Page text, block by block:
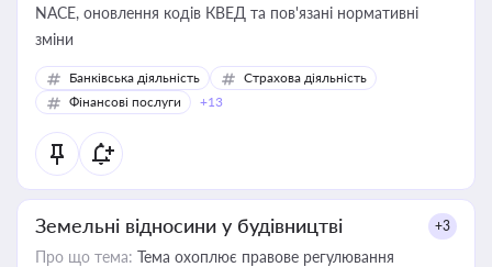
NACE, оновлення кодів КВЕД та пов'язані нормативні
зміни
Банківська діяльність
Страхова діяльність
Фінансові послуги
+13
Земельні відносини у будівництві +3
Про що тема: Тема охоплює правове регулювання